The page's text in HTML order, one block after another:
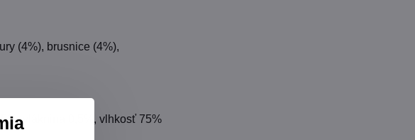
(4%), brusnice (4%),
vláknina 0,5%, vlhkosť 75%